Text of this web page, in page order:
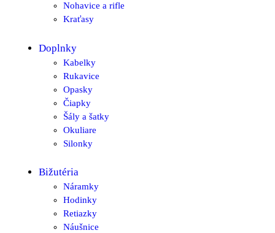
Nohavice a rifle
Kraťasy
Doplnky
Kabelky
Rukavice
Opasky
Čiapky
Šály a šatky
Okuliare
Silonky
Bižutéria
Náramky
Hodinky
Retiazky
Náušnice